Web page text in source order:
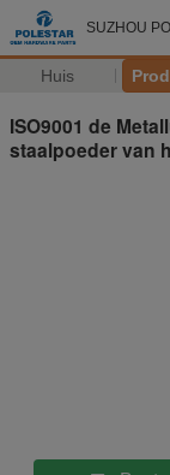
SUZHOU
Huis
ISO9001 de
staalpoeder van